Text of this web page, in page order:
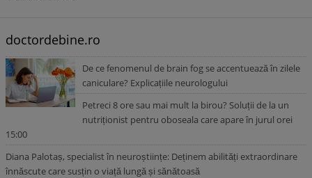
doctordebine.ro
De ce fenomenul de brain fog se accentuează în zilele
caniculare? Explicațiile neurologului
Petreci 8 ore sau mai mult la birou? Soluții de la un
nutriționist pentru oboseala care apare în jurul orei
15:00
Diana Palotaș, specialist în neuroștiințe: Deținem abilități extraordinare
înnăscute care susțin o viață lungă și sănătoasă